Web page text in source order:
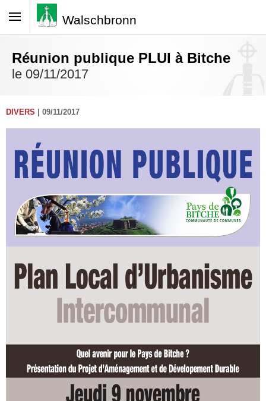
Walschbronn
Réunion publique PLUI à Bitche
le 09/11/2017
DIVERS | 09/11/2017